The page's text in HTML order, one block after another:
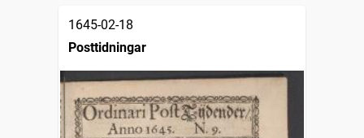
1645-02-18
Posttidningar